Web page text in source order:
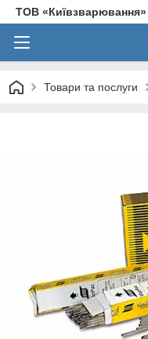
ТОВ «Київзварювання»
Товари та послуги